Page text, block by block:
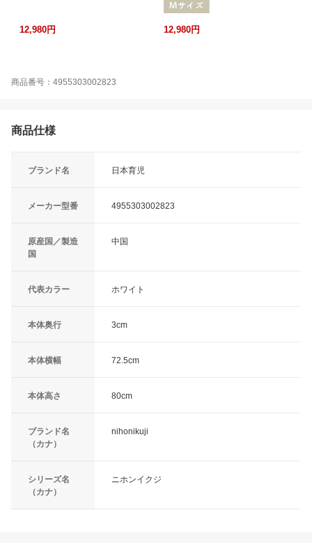
12,980円 12,980円
商品番号：4955303002823
商品仕様
ブランド名 日本育児
メーカー型番 4955303002823
原産国／製造
国
中国
代表カラー ホワイト
本体奥行 3cm
本体横幅 72.5cm
本体高さ 80cm
ブランド名
（カナ）
nihonikuji
シリーズ名
（カナ）
ニホンイクジ